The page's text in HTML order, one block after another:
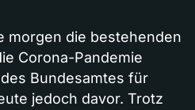
morgen die bestehenden
Corona-Pandemie
Bundesamtes für
jedoch davor. Trotz